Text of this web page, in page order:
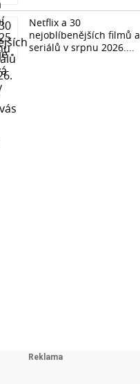
Netflix a 30
nejoblíbenějších filmů a
seriálů v srpnu 2026....